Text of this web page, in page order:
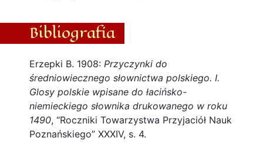
Bibliografia
Erzepki B. 1908: Przyczynki do
średniowiecznego słownictwa polskiego. I.
Glosy polskie wpisane do łacińsko-
niemieckiego słownika drukowanego w roku
1490, “Roczniki Towarzystwa Przyjaciół Nauk
Poznańskiego” XXXIV, s. 4.